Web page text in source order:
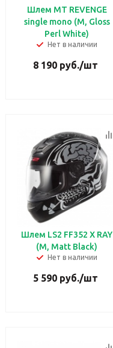
Шлем MT REVENGE
single mono (M, Gloss
Perl White)
Нет в наличии
8 190 руб./шт
Шлем LS2 FF352 X RAY
(M, Matt Black)
Нет в наличии
5 590 руб./шт